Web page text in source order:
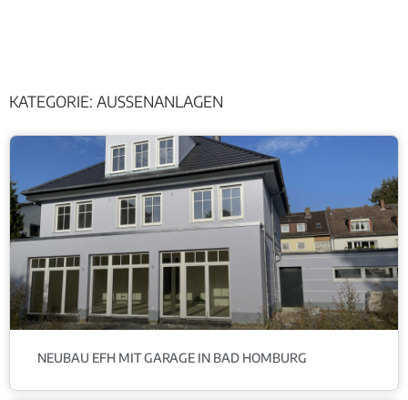
KATEGORIE: AUSSENANLAGEN
NEUBAU EFH MIT GARAGE IN BAD HOMBURG